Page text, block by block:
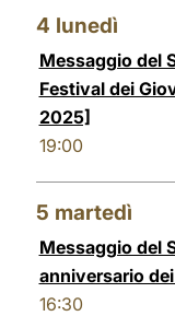
4 lunedì
Messaggio del
Festival dei
2025]
19:00
5 martedì
Messaggio del
anniversario
16:30